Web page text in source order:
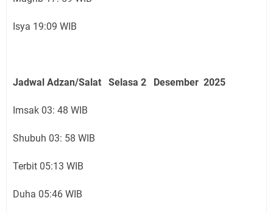
Isya 19:09 WIB
Jadwal Adzan/Salat Selasa 2 Desember 2025
Imsak 03: 48 WIB
Shubuh 03: 58 WIB
Terbit 05:13 WIB
Duha 05:46 WIB